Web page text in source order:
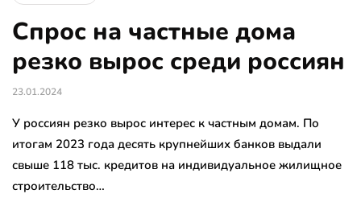
Спрос на частные дома
резко вырос среди россиян
23.01.2024
У россиян резко вырос интерес к частным домам. По
итогам 2023 года десять крупнейших банков выдали
свыше 118 тыс. кредитов на индивидуальное жилищное
строительство…